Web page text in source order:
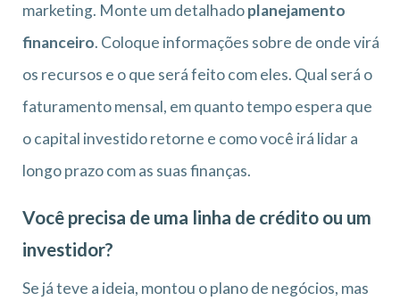
marketing. Monte um detalhadoplanejamento
financeiro. Coloque informações sobre de onde virá
os recursos e o que será feito com eles. Qual será o
faturamento mensal, em quanto tempo espera que
o capital investido retorne e como você irá lidar a
longo prazo com as suas finanças.
Você precisa de uma linha de crédito ou um
investidor?
Se já teve a ideia, montou o plano de negócios, mas